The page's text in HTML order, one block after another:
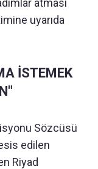
uyarıda
İSTEMEK
Sözcüsü
edilen
Riyad